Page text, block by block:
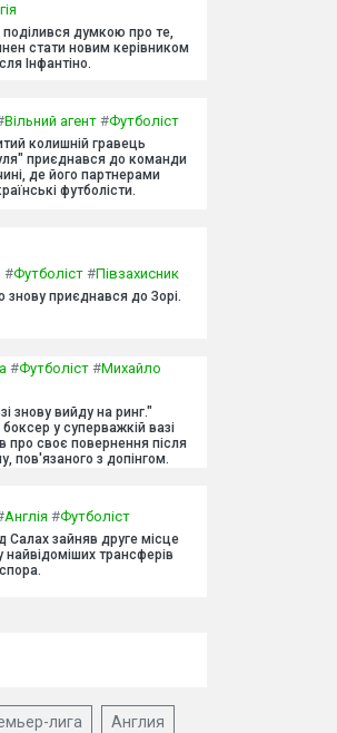
поділився думкою про те,
стати новим керівником
Інфантіно.
Вільний агент #Футболіст
колишній гравець
приєднався до команди
де його партнерами
футболісти.
#Футболіст #Півзахисник
знову приєднався до Зорі.
#Футболіст #Михайло
знову вийду на ринг."
у суперважкій вазі
про своє повернення після
пов'язаного з допінгом.
Англія #Футболіст
Салах зайняв друге місце
найвідоміших трансферів
лига Англия